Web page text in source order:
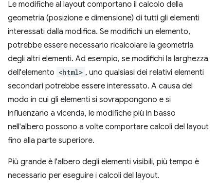
Le modifiche al layout comportano il calcolo della
geometria (posizione e dimensione) di tutti gli elementi
interessati dalla modifica. Se modifichi un elemento,
potrebbe essere necessario ricalcolare la geometria
degli altri elementi. Ad esempio, se modifichi la larghezza
dell'elemento <html> , uno qualsiasi dei relativi elementi
secondari potrebbe essere interessato. A causa del
modo in cui gli elementi si sovrappongono e si
influenzano a vicenda, le modifiche più in basso
nell'albero possono a volte comportare calcoli del layout
fino alla parte superiore.
Più grande è l'albero degli elementi visibili, più tempo è
necessario per eseguire i calcoli del layout.